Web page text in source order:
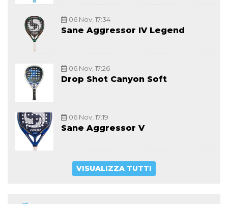
06 Nov, 17:34
Sane Aggressor IV Legend
06 Nov, 17:26
Drop Shot Canyon Soft
06 Nov, 17:19
Sane Aggressor V
VISUALIZZA TUTTI